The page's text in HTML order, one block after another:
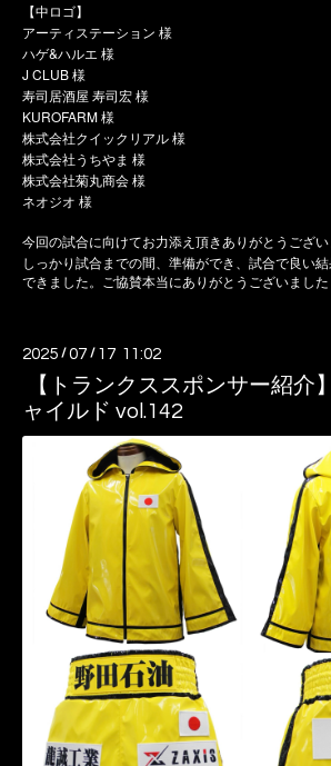
【中ロゴ】
アーティステーション 様
ハゲ&ハルエ 様
J CLUB 様
寿司居酒屋 寿司宏 様
KUROFARM 様
株式会社クイックリアル 様
株式会社うちやま 様
株式会社菊丸商会 様
ネオジオ 様
今回の試合に向けてお力添え頂きありがとうござい
しっかり試合までの間、準備ができ、試合で良い
できました。ご協賛本当にありがとうございました
2025 /07 / 17 11:02
【トランクススポンサー紹介
ャイルド vol.142